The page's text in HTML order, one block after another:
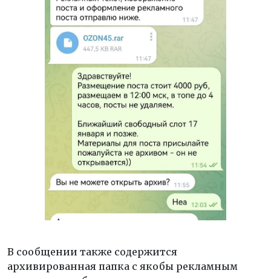
В сообщении также содержится
архивированная папка с якобы рекламным